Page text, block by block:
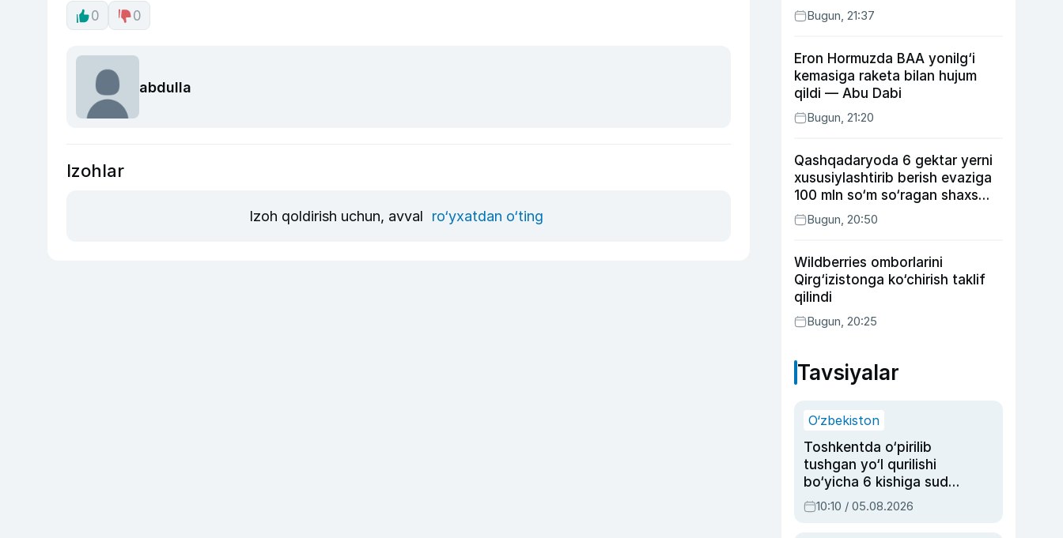
0 0
abdulla
Izohlar
Izoh qoldirish uchun, avval ro‘yxatdan o‘ting
Bugun, 21:37
Eron Hormuzda BAA yonilg‘i
kemasiga raketa bilan hujum
qildi — Abu Dabi
Bugun, 21:20
Qashqadaryoda 6 gektar yerni
xususiylashtirib berish evaziga
100 mln so‘m so‘ragan shaxs
ushlandi
Bugun, 20:50
Wildberries omborlarini
Qirg‘izistonga ko‘chirish taklif
qilindi
Bugun, 20:25
Tavsiyalar
O‘zbekiston
Toshkentda o‘pirilib
tushgan yo‘l qurilishi
bo‘yicha 6 kishiga sud
hukmi o‘qildi
10:10 / 05.08.2026